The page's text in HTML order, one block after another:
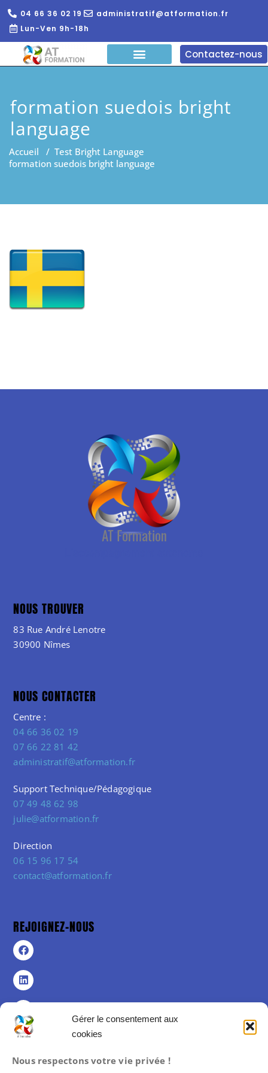
Gérer le consentement aux
cookies
Nous respectons votre vie privée !
04 66 36 02 19
administratif@atformation.fr
Lun-Ven 9h-18h
Contactez-nous
formation suedois bright
language
Accueil / Test Bright Language
formation suedois bright language
NOUS TROUVER
83 Rue André Lenotre
30900 Nîmes
NOUS CONTACTER
Centre :
04 66 36 02 19
07 66 22 81 42
administratif@atformation.fr
Support Technique/Pédagogique
07 49 48 62 98
julie@atformation.fr
Direction
06 15 96 17 54
contact@atformation.fr
REJOIGNEZ-NOUS
Politique de cookies (UE)